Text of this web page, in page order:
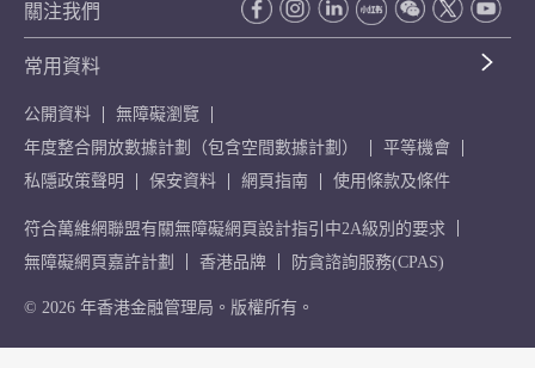
關注我們
常用資料
公開資料
無障礙瀏覽
年度整合開放數據計劃（包含空間數據計劃）
平等機會
私隱政策聲明
保安資料 網頁指南 使用條款及條件
符合萬維網聯盟有關無障礙網頁設計指引中2A級別的要求
無障礙網頁嘉許計劃
香港品牌 防貪諮詢服務(CPAS)
© 2026 年香港金融管理局。版權所有。